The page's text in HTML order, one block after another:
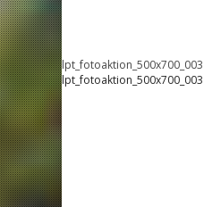
lpt_fotoaktion_500x700_003
lpt_fotoaktion_500x700_003